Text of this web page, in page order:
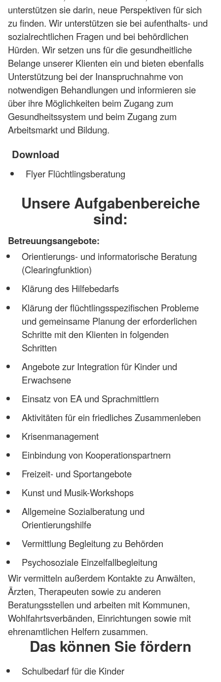
unterstützen sie darin, neue Perspektiven für sich
zu finden. Wir unterstützen sie bei aufenthalts- und
sozialrechtlichen Fragen und bei behördlichen
Hürden. Wir setzen uns für die gesundheitliche
Belange unserer Klienten ein und bieten ebenfalls
Unterstützung bei der Inanspruchnahme von
notwendigen Behandlungen und informieren sie
über ihre Möglichkeiten beim Zugang zum
Gesundheitssystem und beim Zugang zum
Arbeitsmarkt und Bildung.
Download
Flyer Flüchtlingsberatung
Unsere Aufgabenbereiche
sind:
Betreuungsangebote:
Orientierungs- und informatorische Beratung
(Clearingfunktion)
Klärung des Hilfebedarfs
Klärung der flüchtlingsspezifischen Probleme
und gemeinsame Planung der erforderlichen
Schritte mit den Klienten in folgenden
Schritten
Angebote zur Integration für Kinder und
Erwachsene
Einsatz von EA und Sprachmittlern
Aktivitäten für ein friedliches Zusammenleben
Krisenmanagement
Einbindung von Kooperationspartnern
Freizeit- und Sportangebote
Kunst und Musik-Workshops
Allgemeine Sozialberatung und
Orientierungshilfe
Vermittlung Begleitung zu Behörden
Psychosoziale Einzelfallbegleitung
Wir vermitteln außerdem Kontakte zu Anwälten,
Ärzten, Therapeuten sowie zu anderen
Beratungsstellen und arbeiten mit Kommunen,
Wohlfahrtsverbänden, Einrichtungen sowie mit
ehrenamtlichen Helfern zusammen.
Das können Sie fördern
Schulbedarf für die Kinder